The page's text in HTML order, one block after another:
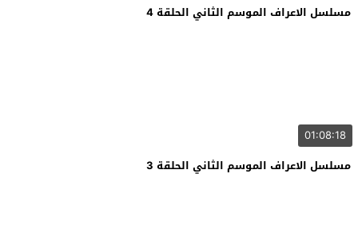
مسلسل الاعراف الموسم الثاني الحلقة 4
01:08:18
مسلسل الاعراف الموسم الثاني الحلقة 3